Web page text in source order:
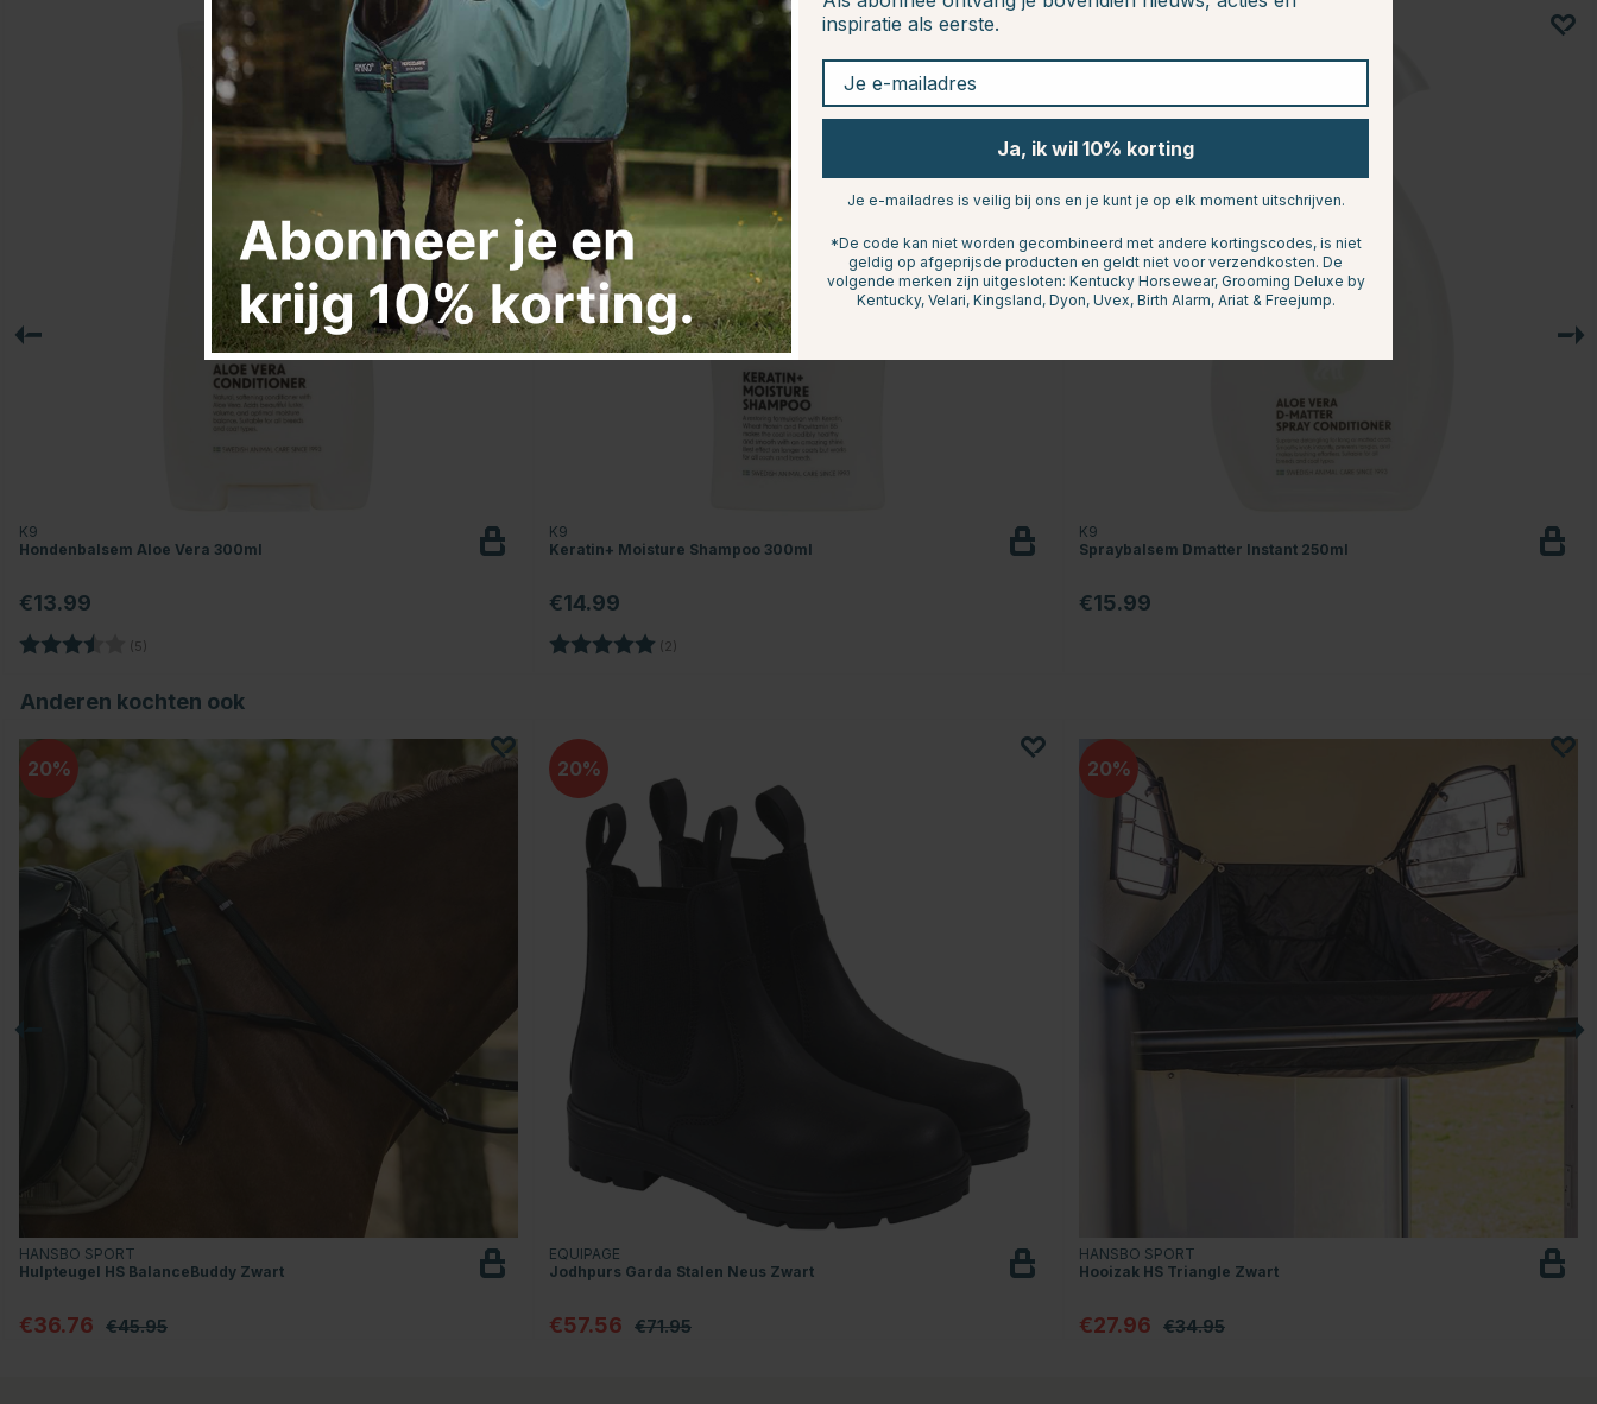
K9
Hondenbalsem Aloe Vera 300ml
€13.99
Beoordeling: (5)
K9
Keratin+ Moisture Shampoo 300ml
€14.99
Beoordeling: (2)
K9
Spraybalsem Dmatter Instant 250ml
€15.99
Anderen kochten ook
20
HANSBO SPORT
Hulpteugel HS BalanceBuddy Zwart
€36.76 €45.95
20
EQUIPAGE
Jodhpurs Garda Stalen Neus Zwart
€57.56 €71.95
20
HANSBO SPORT
Hooizak HS Triangle Zwart
€27.96 €34.95
inspiratie als eerste.
Je e-mailadres
Ja, ik wil 10% korting
Je e-mailadres is veilig bij ons en je kunt je op elk moment uitschrijven.
*De code kan niet worden gecombineerd met andere kortingscodes, is niet
geldig op afgeprijsde producten en geldt niet voor verzendkosten. De
volgende merken zijn uitgesloten: Kentucky Horsewear, Grooming Deluxe by
Kentucky, Velari, Kingsland, Dyon, Uvex, Birth Alarm, Ariat & Freejump.